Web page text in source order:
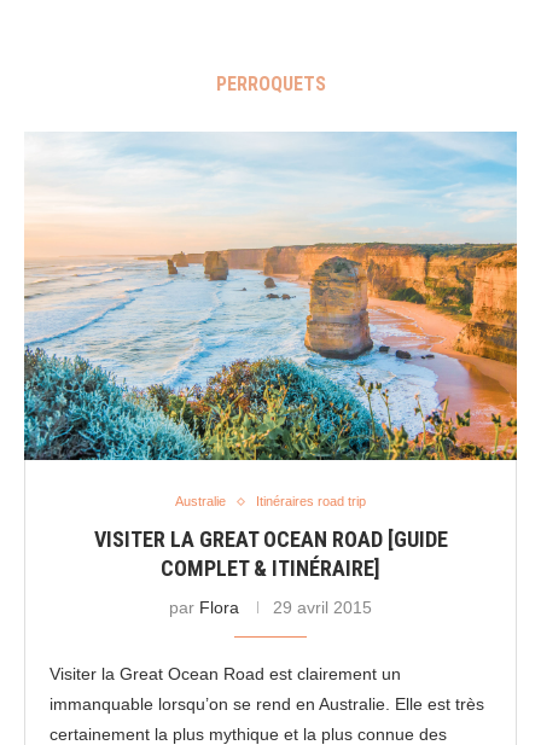
PERROQUETS
Australie Itinéraires road trip
VISITER LA GREAT OCEAN ROAD [GUIDE
COMPLET & ITINÉRAIRE]
par Flora 29 avril 2015
Visiter la Great Ocean Road est clairement un
immanquable lorsqu’on se rend en Australie. Elle est très
certainement la plus mythique et la plus connue des